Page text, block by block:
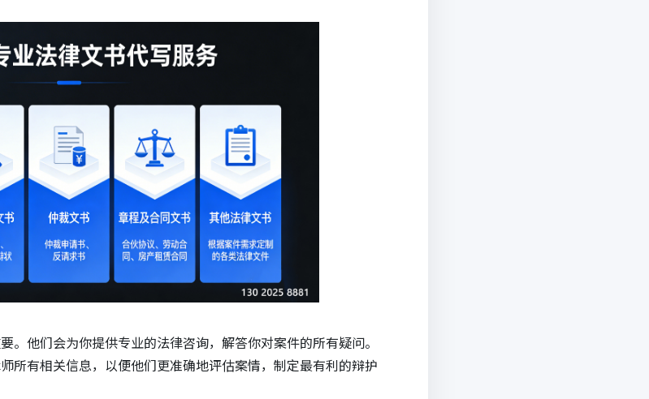
。他们会为你提供专业的法律咨询，解答你对案件的所有疑问。
所有相关信息，以便他们更准确地评估案情，制定最有利的辩护